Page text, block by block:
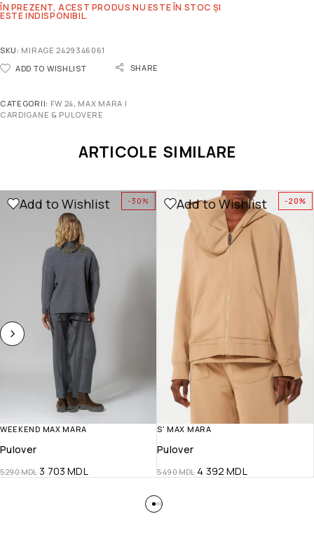
ÎN PREZENT, ACEST PRODUS NU ESTE ÎN STOC ȘI
ESTE INDISPONIBIL.
SKU: MIRAGE 2429346061
ADD TO WISHLIST
SHARE
CATEGORII: FW 24 MAX MARA |
CARDIGANE & PULOVERE
ARTICOLE SIMILARE
-30%
Add to Wishlist
WEEKEND MAX MARA
Pulover
5 290MDL 3 703MDL
-20%
Add to Wishlist
S' MAX MARA
Pulover
5 490MDL 4 392MDL